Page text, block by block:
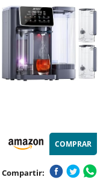
Toda la Casa con Carcasa
de Acero Inoxidable, Funda
de Cuarzo Apto para Ducha,
Bebida
COMPRAR
Compartir: